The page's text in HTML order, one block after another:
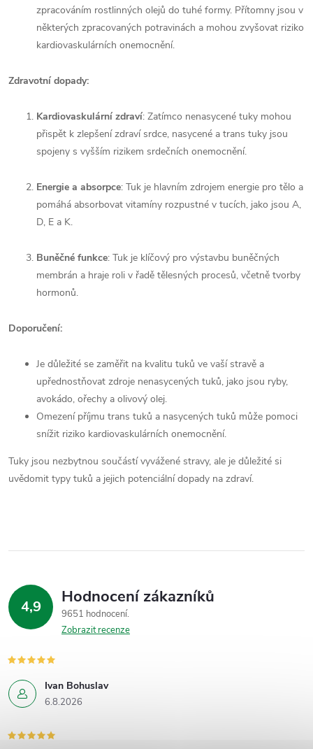
zpracováním rostlinných olejů do tuhé formy. Přítomny jsou v
některých zpracovaných potravinách a mohou zvyšovat riziko
kardiovaskulárních onemocnění.
Zdravotní dopady:
Kardiovaskulární zdraví: Zatímco nenasycené tuky mohou
přispět k zlepšení zdraví srdce, nasycené a trans tuky jsou
spojeny s vyšším rizikem srdečních onemocnění.
Energie a absorpce: Tuk je hlavním zdrojem energie pro tělo a
pomáhá absorbovat vitamíny rozpustné v tucích, jako jsou A,
D, E a K.
Buněčné funkce: Tuk je klíčový pro výstavbu buněčných
membrán a hraje roli v řadě tělesných procesů, včetně tvorby
hormonů.
Doporučení:
Je důležité se zaměřit na kvalitu tuků ve vaší stravě a
upřednostňovat zdroje nenasycených tuků, jako jsou ryby,
avokádo, ořechy a olivový olej.
Omezení příjmu trans tuků a nasycených tuků může pomoci
snížit riziko kardiovaskulárních onemocnění.
Tuky jsou nezbytnou součástí vyvážené stravy, ale je důležité si
uvědomit typy tuků a jejich potenciální dopady na zdraví.
4,9 Hodnocení zákazníků
9651 hodnocení
Zobrazit recenze
Ivan Bohuslav
6.8.2026